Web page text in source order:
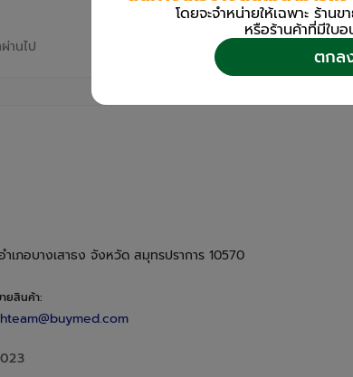
านไป
เภอบางเสาธง จังหวัด สมุทรปราการ 10570
ยสินค้า:
โดยจะจำหน่ายให้เฉพาะ ร้าน
หรือร้านค้าที่มีใบ
ตกล